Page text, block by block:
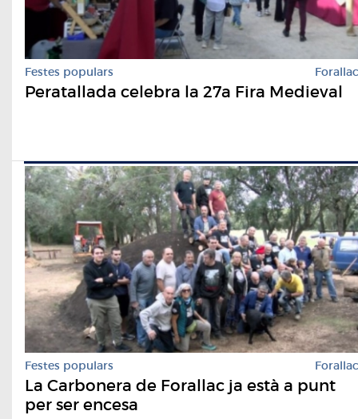
Festes populars Forallac
Peratallada celebra la 27a Fira Medieval
Festes populars Forallac
La Carbonera de Forallac ja està a punt
per ser encesa